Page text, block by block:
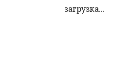
загрузка...